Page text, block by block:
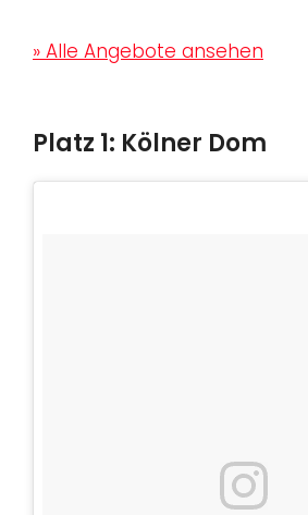
» Alle Angebote ansehen
Platz 1: Kölner Dom